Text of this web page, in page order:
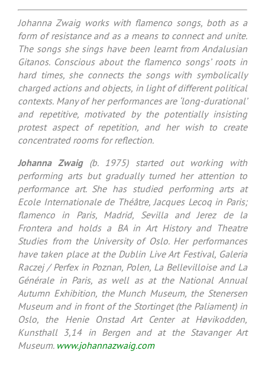
Johanna Zwaig works with flamenco songs, both as a
form of resistance and as a means to connect and unite.
The songs she sings have been learnt from Andalusian
Gitanos. Conscious about the flamenco songs’ roots in
hard times, she connects the songs with symbolically
charged actions and objects, in light of different political
contexts. Many of her performances are ‘long-durational’
and repetitive, motivated by the potentially insisting
protest aspect of repetition, and her wish to create
concentrated rooms for reflection.
Johanna Zwaig(b. 1975) started out working with
performing arts but gradually turned her attention to
performance art. She has studied performing arts at
Ecole Internationale de Théâtre, Jacques Lecoq in Paris;
flamenco in Paris, Madrid, Sevilla and Jerez de la
Frontera and holds a BA in Art History and Theatre
Studies from the University of Oslo. Her performances
have taken place at the Dublin Live Art Festival, Galeria
Raczej / Perfex in Poznan, Polen, La Bellevilloise and La
Générale in Paris, as well as at the National Annual
Autumn Exhibition, the Munch Museum, the Stenersen
Museum and in front of the Stortinget (the Paliament) in
Oslo, the Henie Onstad Art Center at Høvikodden,
Kunsthall 3,14 in Bergen and at the Stavanger Art
Museum. www.johannazwaig.com